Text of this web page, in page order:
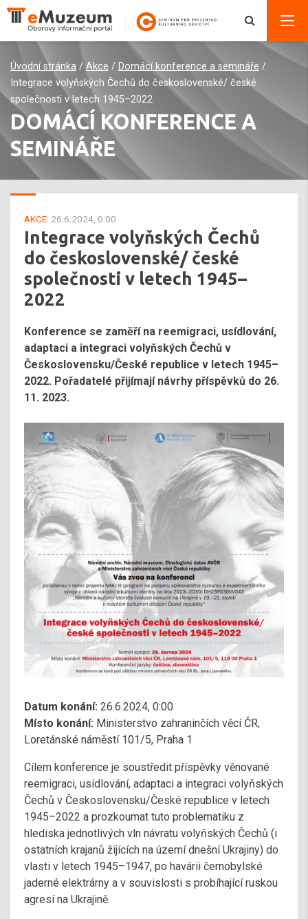
Úvodní stránka / Akce / Domácí konference a semináře /
Integrace volyňských Čechů do československé/ české
společnosti v letech 1945–2022
DOMÁCÍ KONFERENCE A
SEMINÁŘE
AKCE: 26.6.2024, 0:00
Integrace volyňských Čechů
do československé/ české
společnosti v letech 1945–
2022
Konference se zaměří na reemigraci, usídlování,
adaptaci a integraci volyňských Čechů v
Československu/České republice v letech 1945–
2022. Pořadatelé přijímají návrhy příspěvků do 26.
11. 2023.
Datum konání: 26.6.2024, 0:00
Místo konání: Ministerstvo zahraninčích věcí ČR,
Loretánské náměstí 101/5, Praha 1
Cílem konference je soustředit příspěvky věnované
reemigraci, usídlování, adaptaci a integraci volyňských
Čechů v Československu/České republice v letech
1945–2022 a prozkoumat tuto problematiku z
hlediska jednotlivých vln návratu volyňských Čechů (i
ostatních krajanů žijících na území dnešní Ukrajiny) do
vlasti v letech 1945–1947, po havárii černobylské
jaderné elektrárny a v souvislosti s probíhající ruskou
agresí na Ukrajině.